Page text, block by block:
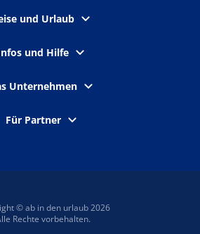
und Urlaub
und Hilfe
Unternehmen
Für Partner
© ab in den urlaub 2026
Rechte vorbehalten.